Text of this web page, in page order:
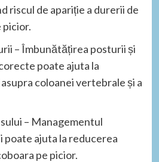
riscul de apariție a durerii de
picior.
– Îmbunătățirea posturii și
poate ajuta la
coloanei vertebrale și a
– Managementul
poate ajuta la reducerea
pe picior.